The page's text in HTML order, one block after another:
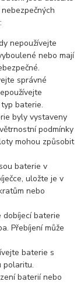
nepoužívejte
nebo mají
správné
baterie.
byly vystaveny
podmínky
mohou způsobit
baterie v
uložte je v
nebo
dobíjecí baterie
Přebíjení může
baterie s
polaritu.
baterií nebo